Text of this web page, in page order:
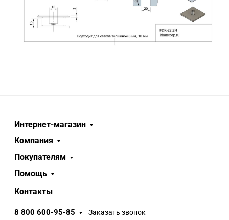
Интернет-магазин
Компания
Покупателям
Помощь
Контакты
8 800 600-95-85 Заказать звонок